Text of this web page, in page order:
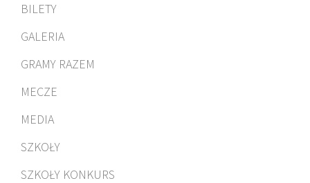
BILETY
GALERIA
GRAMY RAZEM
MECZE
MEDIA
SZKOŁY
SZKOŁY KONKURS